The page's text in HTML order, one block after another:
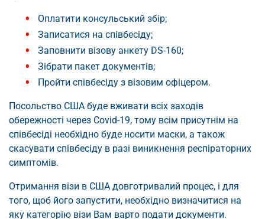
Оплатити консульський збір;
Записатися на співбесіду;
Заповнити візову анкету DS-160;
Зібрати пакет документів;
Пройти співбесіду з візовим офіцером.
Посольство США буде вживати всіх заходів
обережності через Covid-19, тому всім присутнім на
співбесіді необхідно буде носити маски, а також
скасувати співбесіду в разі виникнення респіраторних
симптомів.
Отримання візи в США довготривалий процес, і для
того, щоб його запустити, необхідно визначитися на
яку категорію візи Вам варто подати документи.